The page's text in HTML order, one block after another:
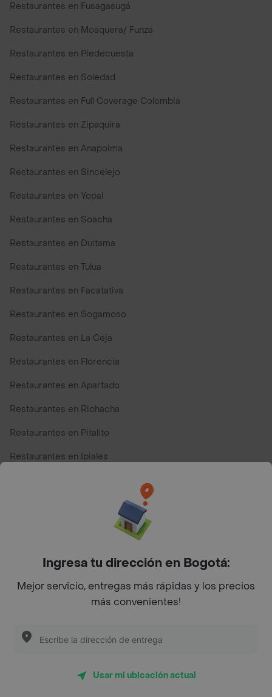
Restaurantes en Fusagasugá
Restaurantes en Mosquera/ Funza
Restaurantes en Piedecuesta
Restaurantes en Soledad
Restaurantes en Full Coverage Colombia
Restaurantes en Zipaquira
Restaurantes en Anapoima
Restaurantes en Sincelejo
Restaurantes en Yopal
Restaurantes en Soacha
Restaurantes en Duitama
Restaurantes en Tulua
Restaurantes en Facatativa
Restaurantes en Sogamoso
Restaurantes en La Ceja
Restaurantes en Florencia
Restaurantes en Apartado
Restaurantes en Riohacha
Restaurantes en Pitalito
Restaurantes en Ipiales
Top Marcas y Cadenas de Restaurantes
Encuéntranos en estos países
App Store Google play
Restaurantes cerca de mi para pedir Comida a Domicilio -
Ingresa tu dirección en Bogotá:
Mejor servicio, entregas más rápidas y los precios
más convenientes!
Usar mi ubicación actual